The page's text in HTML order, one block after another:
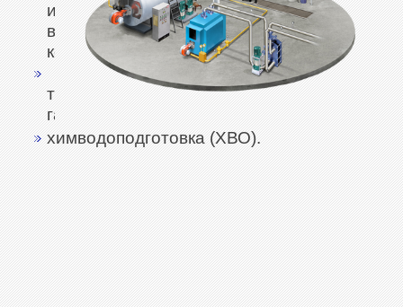
и
водогрейные
котлы;
тепло-
газогенераторы;
химводоподготовка (ХВО).